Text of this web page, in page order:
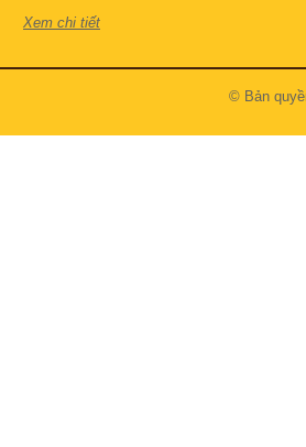
Xem chi tiết
© Bản